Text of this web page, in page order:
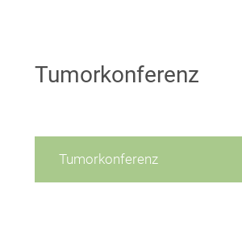
Tumorkonferenz
Tumorkonferenz